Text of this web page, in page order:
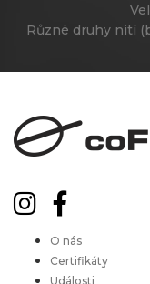
Různé druhy nití
O nás
Certifikáty
Události